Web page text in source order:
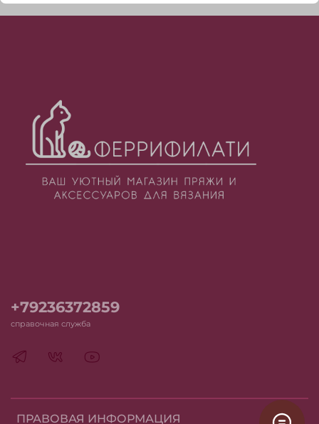
ПРАВОВАЯ ИНФОРМАЦИЯ
+79236372859
справочная служба